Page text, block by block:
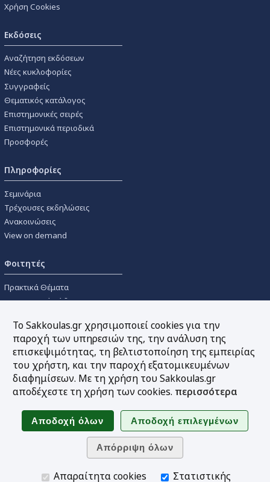
Χρήση Cookies
Εκδόσεις
Αναζήτηση εκδόσεων
Νέες κυκλοφορίες
Συγγραφείς
Θεματικός κατάλογος
Επιστημονικές σειρές
Επιστημονικά περιοδικά
Προσφορές
Πληροφορίες
Σεμινάρια
Τρέχουσες εκδηλώσεις
Ανακοινώσεις
View on demand
Φοιτητές
Πρακτικά Θέματα
Οικονομικοί Κώδικες
Συγγραμμάτων
Εργαλεία
Online υπολογισμός τόκων
Υπηρεσία Ηλεκτρονικής
Sitemap
Ακολουθήστε μας
Το Sakkoulas.gr χρησιμοποιεί cookies για την
παροχή των υπηρεσιών της, την ανάλυση της
επισκεψιμότητας, τη βελτιστοποίηση της εμπειρίας
του χρήστη, και την παροχή εξατομικευμένων
διαφημίσεων. Με τη χρήση του Sakkoulas.gr
αποδέχεστε τη χρήση των cookies. περισσότερα
Απαραίτητα cookies Στατιστικής